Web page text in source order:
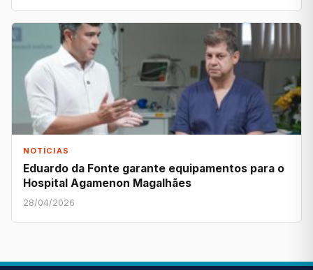
NOTÍCIAS
Eduardo da Fonte garante equipamentos para o
Hospital Agamenon Magalhães
28/04/2026